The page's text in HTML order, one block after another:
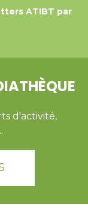
ATIBT par
d'activité,